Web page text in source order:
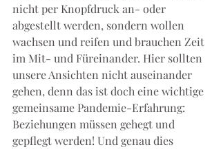
nicht per Knopfdruck an- oder
abgestellt werden, sondern wollen
wachsen und reifen und brauchen Zeit
im Mit- und Füreinander. Hier sollten
unsere Ansichten nicht auseinander
gehen, denn das ist doch eine wichtige
gemeinsame Pandemie-Erfahrung:
Beziehungen müssen gehegt und
gepflegt werden! Und genau dies